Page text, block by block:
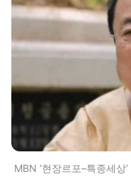
MBN ‘현장르포–특종세상’